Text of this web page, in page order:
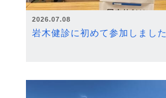
2026.07.08
岩木健診に初めて参加しました